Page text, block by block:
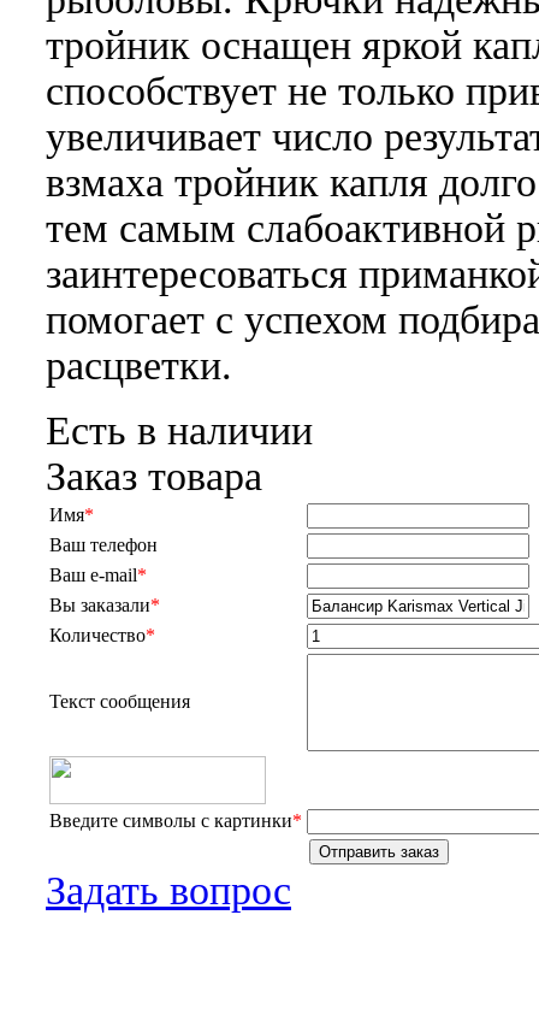
тройник оснащен яркой
способствует не только
увеличивает число
взмаха тройник капля
тем самым слабоактивной
заинтересоваться
помогает с успехом
расцветки.
Есть в наличии
Заказ товара
Имя*
Ваш телефон
Ваш e-mail*
Вы заказали*
Количество*
Текст сообщения
Введите символы с картинки*
Задать вопрос